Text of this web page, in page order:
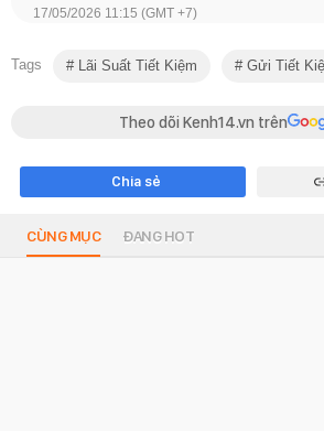
17/05/2026 11:15 (GMT +7)
Tags Lãi Suất Tiết Kiệm Gửi Tiết
Theo dõi Kenh14.vn trên
Chia sẻ
CÙNG MỤC ĐANG HOT